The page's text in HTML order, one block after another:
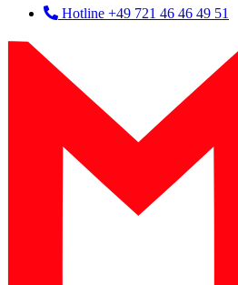
Hotline +49 721 46 46 49 51